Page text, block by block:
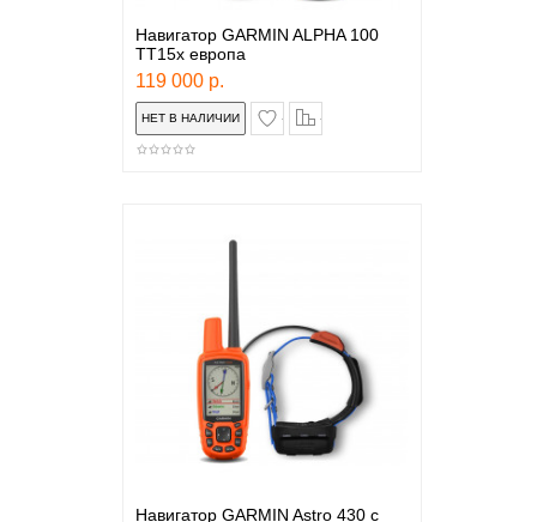
Навигатор GARMIN ALPHA 100
TT15x европа
119 000 р.
в закладки
Навигатор GARMIN Astro 430 с